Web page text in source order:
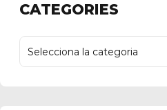
CATEGORIES